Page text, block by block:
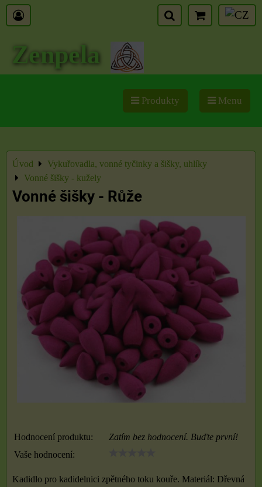
Zenpela
Produkty Menu
Úvod
Vykuřovadla, vonné tyčinky a šišky, uhlíky
Vonné šišky - kužely
Vonné šišky - Růže
Hodnocení produktu:
Zatím bez hodnocení. Buďte první!
Vaše hodnocení:
Kadidlo pro kadidelnici zpětného toku kouře. Materiál: Dřevná